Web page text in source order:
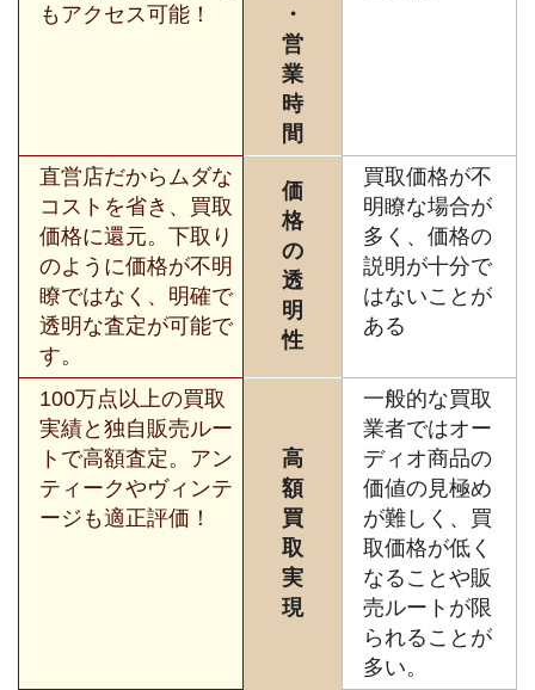
もアクセス可能！
・
営
業
時
間
直営店だからムダな
コストを省き、買取
価格に還元。下取り
のように価格が不明
瞭ではなく、明確で
透明な査定が可能で
す。
価
格
の
透
明
性
買取価格が不
明瞭な場合が
多く、価格の
説明が十分で
はないことが
ある
100万点以上の買取
実績と独自販売ルー
トで高額査定。アン
ティークやヴィンテ
ージも適正評価！
高
額
買
取
実
現
一般的な買取
業者ではオー
ディオ商品の
価値の見極め
が難しく、買
取価格が低く
なることや販
売ルートが限
られることが
多い。